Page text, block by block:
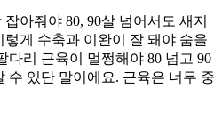
아줘야 80, 90살 넘어서도 새지
게 수축과 이완이 잘 돼야 숨을
다리 근육이 멀쩡해야 80 넘고 90
수 있단 말이에요. 근육은 너무 중